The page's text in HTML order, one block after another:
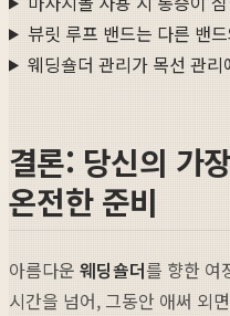
뷰릿 루프 밴드는 다른 밴
웨딩숄더 관리가 목선 관
결론: 당신의 가
온전한 준비
아름다운 웨딩숄더를 향한 여
시간을 넘어, 그동안 애써 외